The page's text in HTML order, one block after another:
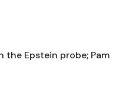
the Epstein probe; Pam